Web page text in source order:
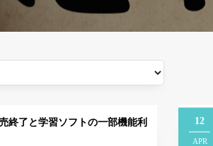
終了と学習ソフトの一部機能利
12
APR